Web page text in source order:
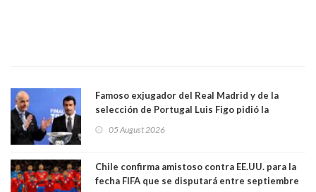
Famoso exjugador del Real Madrid y de la
selección de Portugal Luis Figo pidió la
comportamiento más bajo y cobarde que he
05 August 2026
Chile confirma amistoso contra EE.UU. para la
fecha FIFA que se disputará entre septiembre